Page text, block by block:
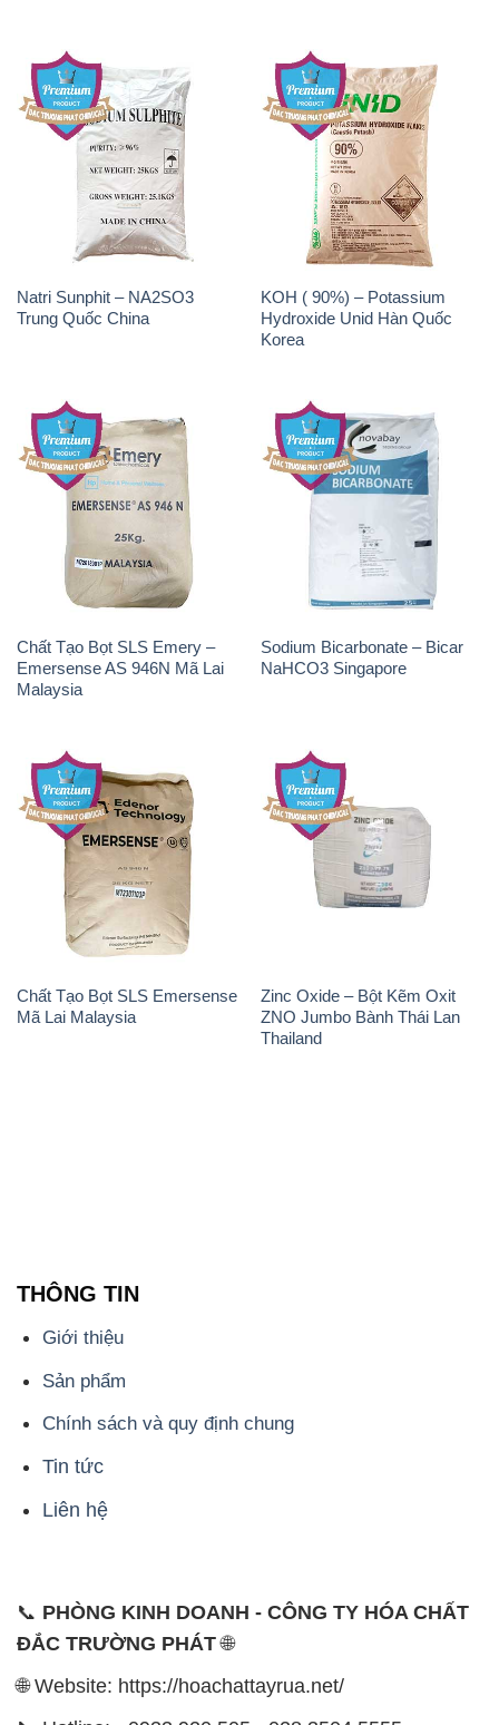
Natri Sunphit – NA2SO3
Trung Quốc China
KOH ( 90%) – Potassium
Hydroxide Unid Hàn Quốc
Korea
Chất Tạo Bọt SLS Emery –
Emersense AS 946N Mã Lai
Malaysia
Sodium Bicarbonate – Bicar
NaHCO3 Singapore
Chất Tạo Bọt SLS Emersense
Mã Lai Malaysia
Zinc Oxide – Bột Kẽm Oxit
ZNO Jumbo Bành Thái Lan
Thailand
THÔNG TIN
Giới thiệu
Sản phẩm
Chính sách và quy định chung
Tin tức
Liên hệ
📞 PHÒNG KINH DOANH - CÔNG TY HÓA CHẤT
ĐẮC TRƯỜNG PHÁT🌐
🌐 Website: https://hoachattayrua.net/